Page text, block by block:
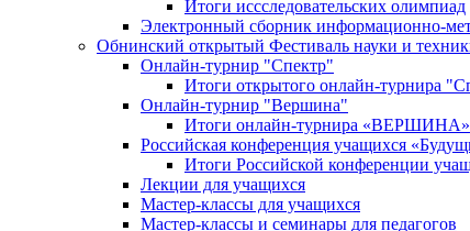
Итоги иссследовательских олимпиад
Электронный сборник информационно-
Обнинский открытый Фестиваль науки и
Онлайн-турнир "Спектр"
Итоги открытого онлайн-турнира
Онлайн-турнир "Вершина"
Итоги онлайн-турнира «ВЕРШИНА»
Российская конференция учащихся
Итоги Российской конференции
Лекции для учащихся
Мастер-классы для учащихся
Мастер-классы и семинары для педагогов